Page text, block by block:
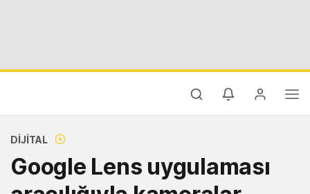
DIJITAL
Google Lens uygulaması